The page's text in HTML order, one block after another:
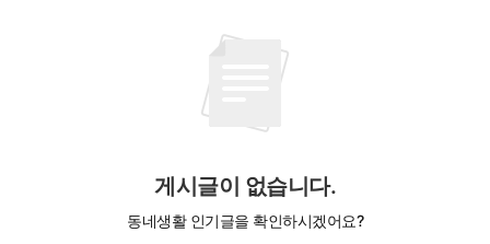
게시글이 없습니다.
동네생활 인기글을 확인하시겠어요?